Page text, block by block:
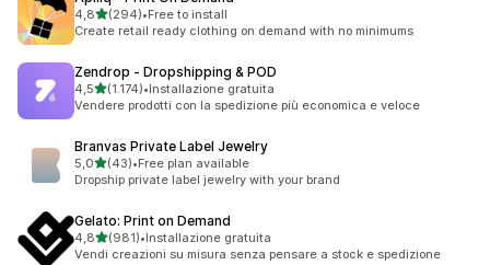
4,8stelle su 5
(294)
294 recensioni totali
•Free to install
Create retail ready clothing on demand with no minimums
Zendrop ‑ Dropshipping & POD
4,5stelle su 5
(1.174)
1174 recensioni totali
•Installazione gratuita
Vendere prodotti con la spedizione più economica e veloce
Branvas Private Label Jewelry
5,0stelle su 5
(43)
43 recensioni totali
•Free plan available
Dropship private label jewelry with your brand
Gelato: Print on Demand
4,8stelle su 5
(981)
981 recensioni totali
•Installazione gratuita
Vendi creazioni su misura senza pensare a stock e spedizione